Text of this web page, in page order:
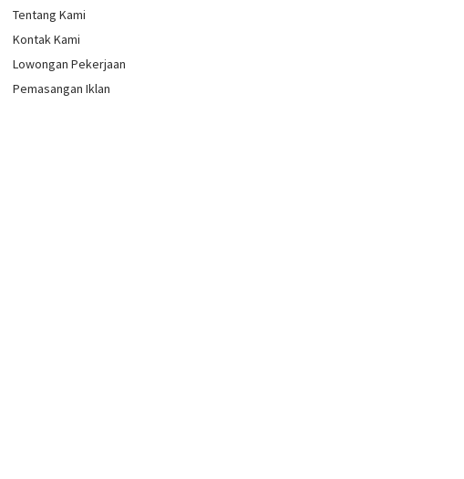
Tentang Kami
Kontak Kami
Lowongan Pekerjaan
Pemasangan Iklan